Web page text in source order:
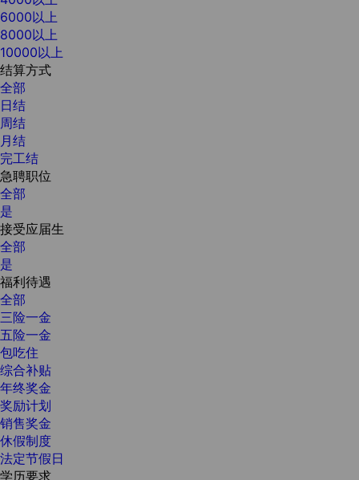
6000以上
8000以上
10000以上
结算方式
全部
日结
周结
月结
完工结
急聘职位
全部
是
接受应届生
全部
是
福利待遇
全部
三险一金
五险一金
包吃住
综合补贴
年终奖金
奖励计划
销售奖金
休假制度
法定节假日
学历要求